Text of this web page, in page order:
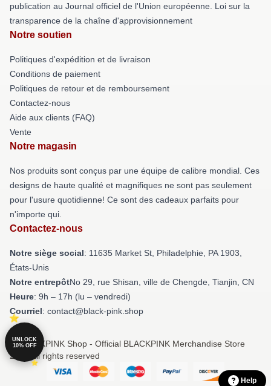
publication au Journal officiel de l'Union européenne. Loi sur la
transparence de la chaîne d'approvisionnement
Notre soutien
Politiques d'expédition et de livraison
Conditions de paiement
Politiques de retour et de remboursement
Contactez-nous
Aide aux clients (FAQ)
Vente
Notre magasin
Nos produits sont conçus par une équipe de calibre mondial. Ces
designs de haute qualité et magnifiques ne sont pas seulement
pour l'usure quotidienne! Ce sont des cadeaux parfaits pour
n'importe qui.
Contactez-nous
Notre siège social: 11635 Market St, Philadelphie, PA 1903,
États-Unis
Notre entrepôtNo 29, rue Shisan, ville de Chengde, Tianjin, CN
Heure: 9h – 17h (lu – vendredi)
Courriel: contact@black-pink.shop
© BLACKPINK Shop - Official BLACKPINK Merchandise Store
2026 all rights reserved
Help
UNLOCK
10% OFF